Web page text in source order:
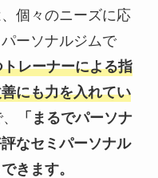
個々のニーズに応
ーソナルジムで
レーナーによる指
にも力を入れてい
「まるでパーソナ
なセミパーソナル
きます。